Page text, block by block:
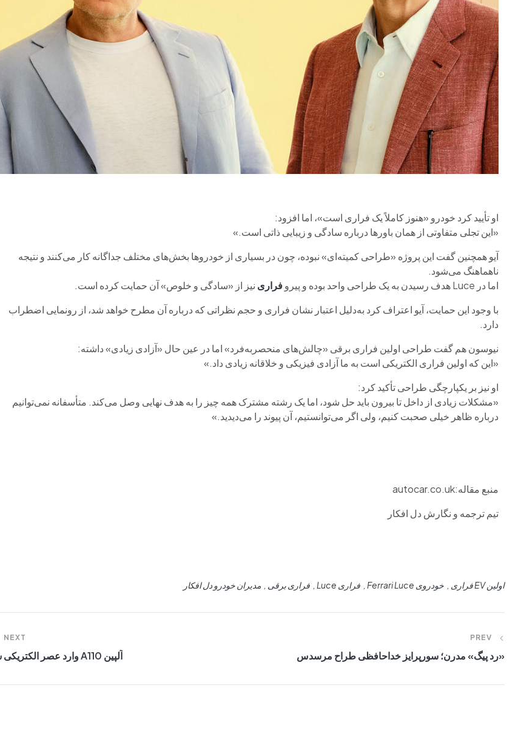
او تأیید کرد خودرو «هنوز کاملاً یک فراری است»، اما افزود:
«این تجلی متفاوتی از همان باورها درباره سادگی و زیبایی ذاتی است.»
آیو همچنین گفت این پروژه «طراحی کمیته‌ای» نبوده، چون در بسیاری از خودروها بخش‌های مختلف جداگانه کار می‌کنند و نتیجه
ناهماهنگ می‌شود.
اما در Luce هدف رسیدن به یک طراحی واحد بوده و پیرو
فراری نیز از «سادگی و خلوص» آن حمایت کرده است.
با وجود این حمایت، آیو اعتراف کرد به‌دلیل اعتبار نشان فراری و حجم نظراتی که درباره آن مطرح خواهد شد، از رونمایی اضطراب
دارد.
نیوسون هم گفت طراحی اولین فراری برقی «چالش‌های منحصربه‌فرد» اما در عین حال «آزادی زیادی» داشته:
«این که اولین فراری الکتریکی است به ما آزادی فیزیکی و خلاقانه زیادی داد.»
او نیز بر یکپارچگی طراحی تأکید کرد:
«مشکلات زیادی از داخل تا بیرون باید حل شود، اما یک رشته مشترک همه چیز را به هدف نهایی وصل می‌کند. متأسفانه نمی‌توانیم
درباره ظاهر خیلی صحبت کنیم، ولی اگر می‌توانستیم، آن پیوند را می‌دیدید.»
منبع مقاله:autocar.co.uk
تیم ترجمه و نگارش دل افکار
اولین EV فراری خودروی Ferrari Luce فراری Luce فراری برقی مدیران خودرو دل افکار
PREV
«رد پیگ» مدرن؛ سورپرایز خداحافظی طراح مرسدس
NEXT
آلپین A110 وارد عصر الکتریکی شد